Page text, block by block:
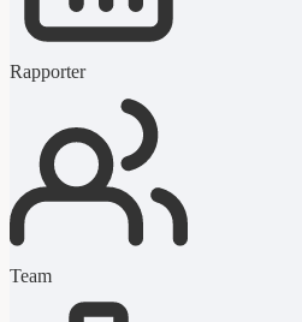
Rapporter
Team